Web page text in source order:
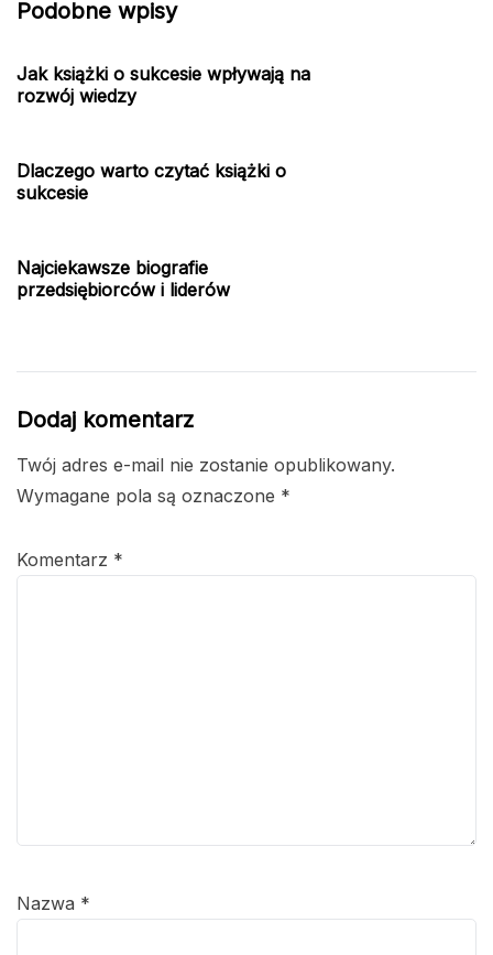
Podobne wpisy
Jak książki o sukcesie wpływają na
rozwój wiedzy
Dlaczego warto czytać książki o
sukcesie
Najciekawsze biografie
przedsiębiorców i liderów
Dodaj komentarz
Twój adres e-mail nie zostanie opublikowany.
Wymagane pola są oznaczone *
Komentarz *
Nazwa *